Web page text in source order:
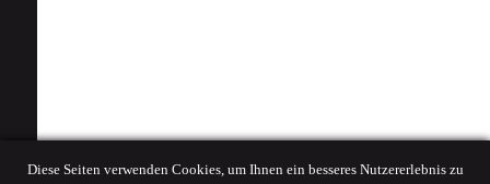
Diese Seiten verwenden Cookies, um Ihnen ein besseres Nutzererlebnis zu